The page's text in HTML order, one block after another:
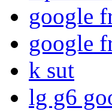
google
google
k sut
lg g6